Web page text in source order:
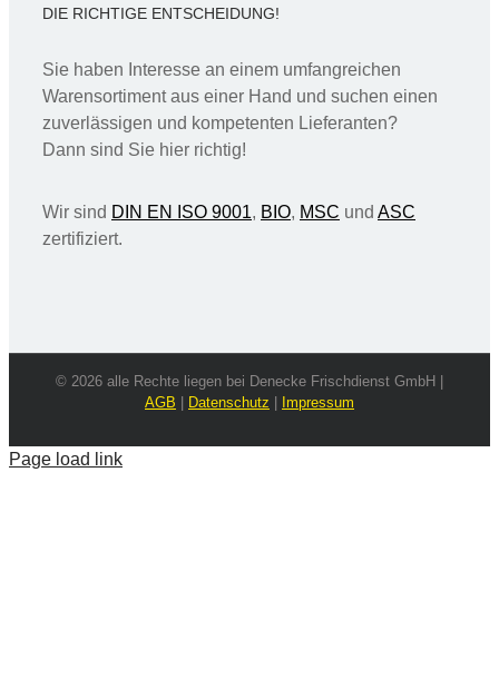
DIE RICHTIGE ENTSCHEIDUNG!
Sie haben Interesse an einem umfangreichen
Warensortiment aus einer Hand und suchen einen
zuverlässigen und kompetenten Lieferanten?
Dann sind Sie hier richtig!
Wir sind DIN EN ISO 9001, BIO, MSC und ASC
zertifiziert.
© 2026 alle Rechte liegen bei Denecke Frischdienst GmbH |
AGB | Datenschutz | Impressum
Page load link